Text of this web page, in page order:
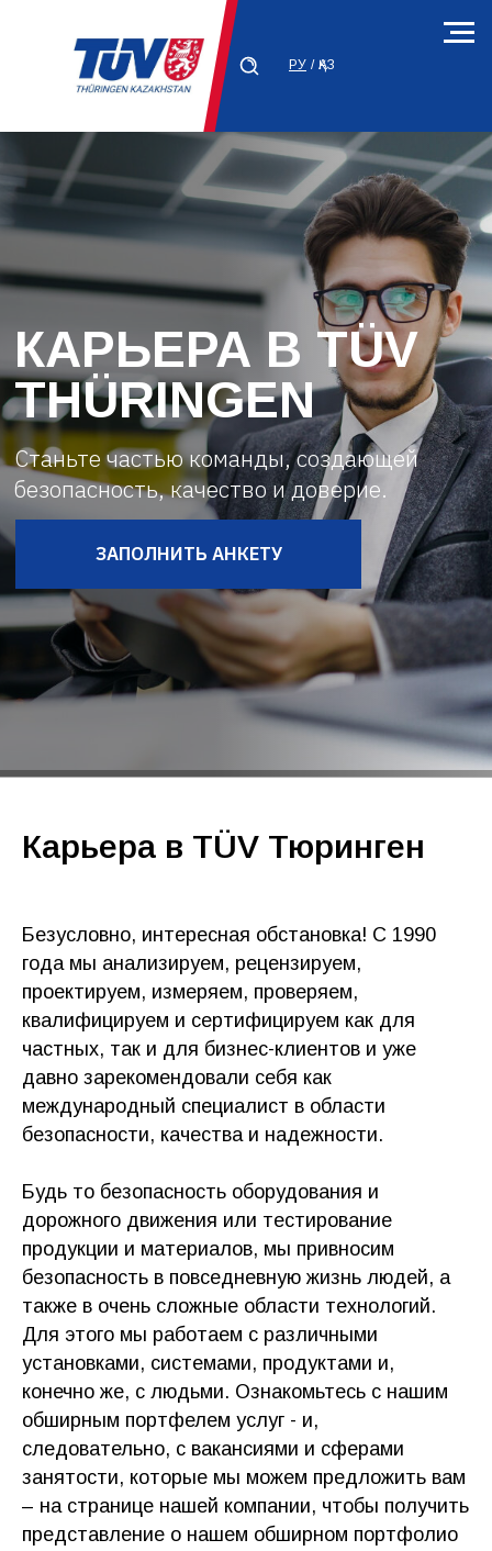
РУ ҚАЗ
/
КАРЬЕРА В TÜV
THÜRINGEN
Станьте частью команды, создающей
безопасность, качество и доверие.
ЗАПОЛНИТЬ АНКЕТУ
Карьера в TÜV Тюринген
Безусловно, интересная обстановка! С 1990
года мы анализируем, рецензируем,
проектируем, измеряем, проверяем,
квалифицируем и сертифицируем как для
частных, так и для бизнес-клиентов и уже
давно зарекомендовали себя как
международный специалист в области
безопасности, качества и надежности.
Будь то безопасность оборудования и
дорожного движения или тестирование
продукции и материалов, мы привносим
безопасность в повседневную жизнь людей, а
также в очень сложные области технологий.
Для этого мы работаем с различными
установками, системами, продуктами и,
конечно же, с людьми. Ознакомьтесь с нашим
обширным портфелем услуг - и,
следовательно, с вакансиями и сферами
занятости, которые мы можем предложить вам
– на странице нашей компании, чтобы получить
представление о нашем обширном портфолио
Отправьте заявку
нашим HR
Поля, отмеченные звездочкой (*), обязательны
к заполнению.
После оформления анкеты с Вами свяжется
необходимых сведений.